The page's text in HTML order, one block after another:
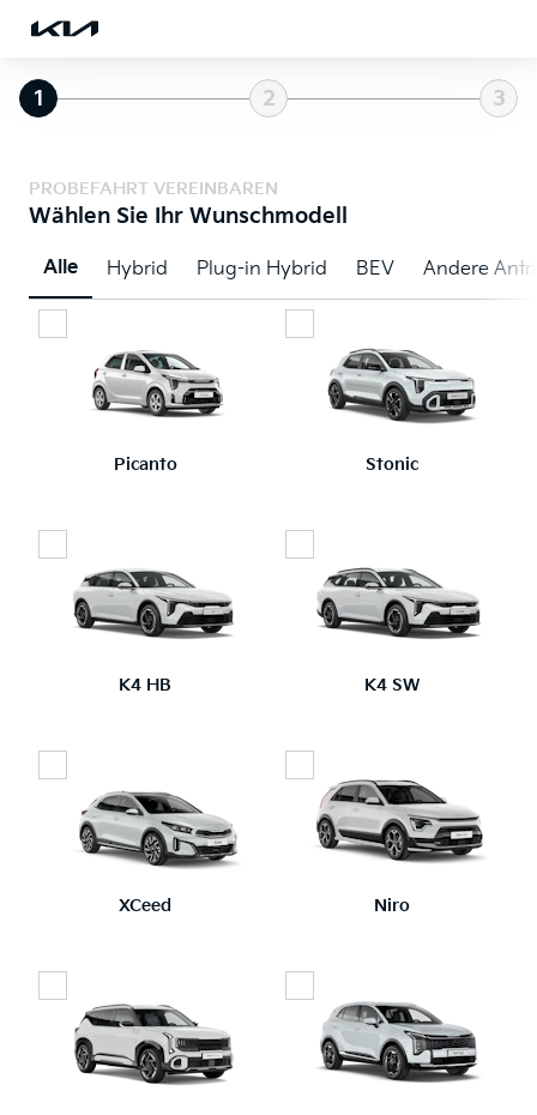
1 2 3
PROBEFAHRT VEREINBAREN
Wählen Sie Ihr Wunschmodell
Alle Hybrid Plug-in Hybrid BEV Andere
Picanto Stonic
K4 HB K4 SW
XCeed Niro